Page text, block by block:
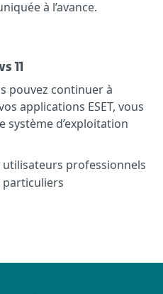
à l’avance.
11
pouvez continuer à
applications ESET, vous
système d’exploitation
utilisateurs professionnels
particuliers